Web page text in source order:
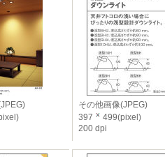
その他画像(JPEG)
397
499(pixel)
200 dpi